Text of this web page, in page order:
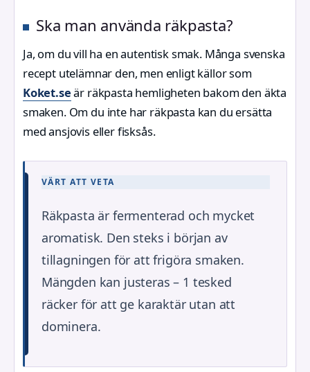
Ska man använda räkpasta?
Ja, om du vill ha en autentisk smak. Många svenska
recept utelämnar den, men enligt källor som
Koket.seär räkpasta hemligheten bakom den äkta
smaken. Om du inte har räkpasta kan du ersätta
med ansjovis eller fisksås.
VÄRT ATT VETA
Räkpasta är fermenterad och mycket
aromatisk. Den steks i början av
tillagningen för att frigöra smaken.
Mängden kan justeras – 1 tesked
räcker för att ge karaktär utan att
dominera.